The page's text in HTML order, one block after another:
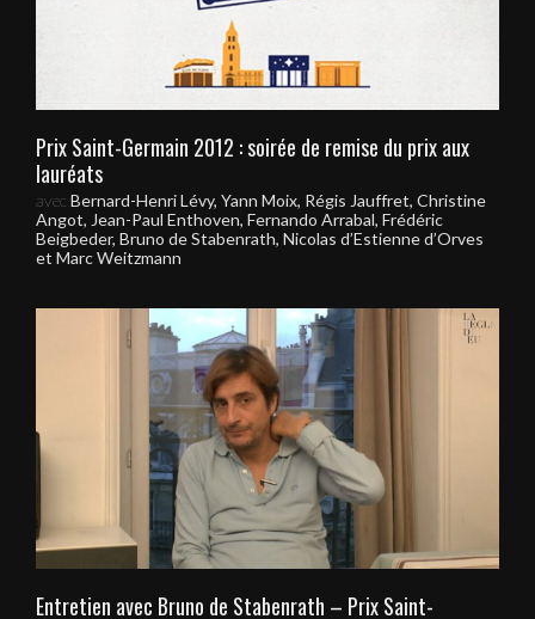
Prix Saint-Germain 2012 : soirée de remise du prix aux
lauréats
avec Bernard-Henri Lévy, Yann Moix, Régis Jauffret, Christine
Angot, Jean-Paul Enthoven, Fernando Arrabal, Frédéric
Beigbeder, Bruno de Stabenrath, Nicolas d’Estienne d’Orves
et Marc Weitzmann
Entretien avec Bruno de Stabenrath – Prix Saint-